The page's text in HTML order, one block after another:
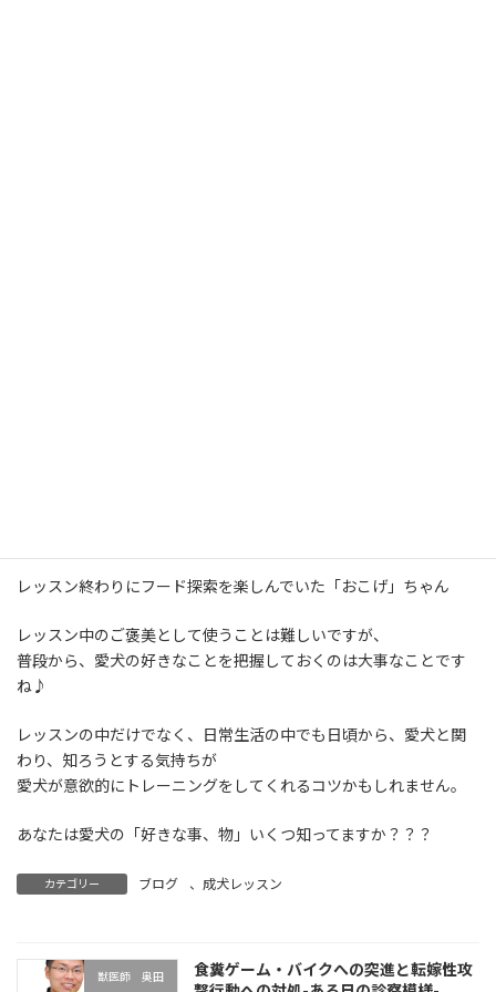
レッスン終わりにフード探索を楽しんでいた「おこげ」ちゃん
レッスン中のご褒美として使うことは難しいですが、
普段から、愛犬の好きなことを把握しておくのは大事なことです
ね♪
レッスンの中だけでなく、日常生活の中でも日頃から、愛犬と関
わり、知ろうとする気持ちが
愛犬が意欲的にトレーニングをしてくれるコツかもしれません。
あなたは愛犬の「好きな事、物」いくつ知ってますか？？？
カテゴリー ブログ 、 成犬レッスン
獣医師 奥田
食糞ゲーム・バイクへの突進と転嫁性攻